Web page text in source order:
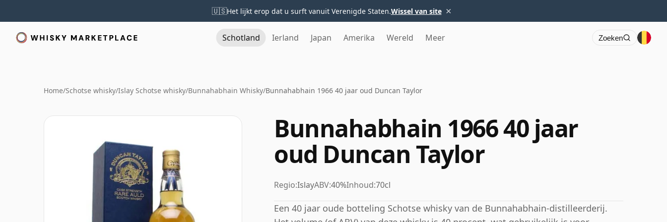
🇺🇸Het lijkt erop dat u surft vanuit Verenigde Staten.Wissel van site ×
Schotland Ierland Japan Amerika Wereld Meer Zoeken
Home/Schotse whisky/Islay Schotse whisky/Bunnahabhain Whisky/Bunnahabhain 1966 40 jaar oud Duncan Taylor
Bunnahabhain 1966 40 jaar
oud Duncan Taylor
Regio:IslayABV:40%Inhoud:70cl
Een 40 jaar oude botteling Schotse whisky van de Bunnahabhain-distilleerderij.